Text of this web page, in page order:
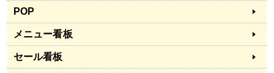
POP
メニュー看板
セール看板